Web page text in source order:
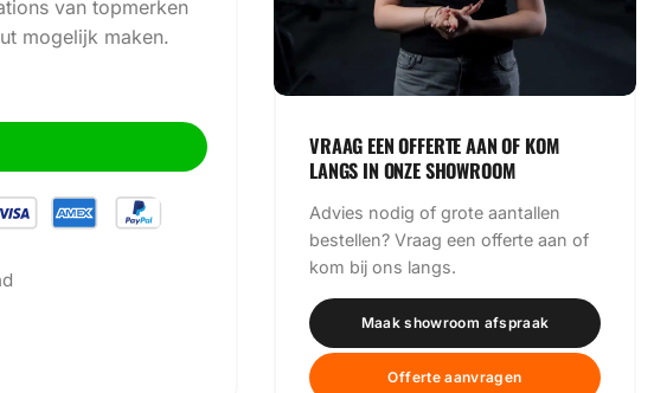
van topmerken
mogelijk maken.
- H4 aantal
VRAAG EEN OFFERTE AAN OF KOM
LANGS IN ONZE SHOWROOM
Advies nodig of grote aantallen
bestellen? Vraag een offerte aan of
kom bij ons langs.
Maak showroom afspraak
Offerte aanvragen